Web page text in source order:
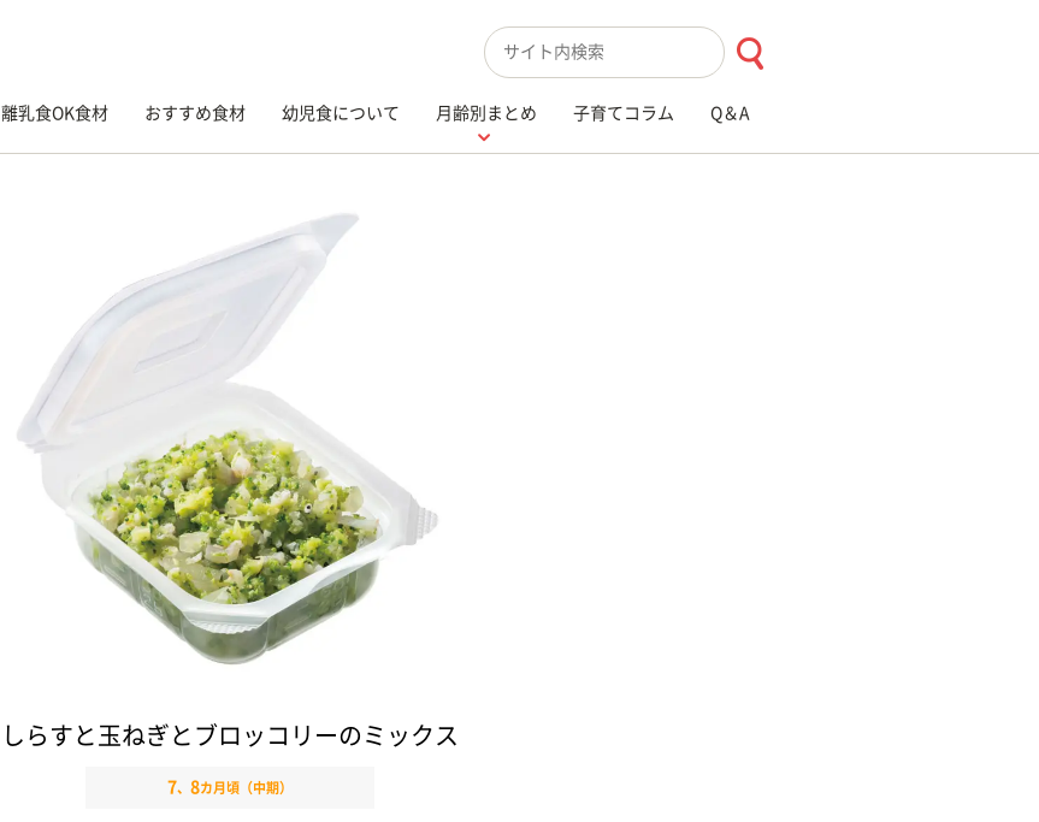
検索キーワード入力
離乳食OK食材 おすすめ食材 幼児食について 月齢別まとめ 子育てコラム Q＆A
しらすと玉ねぎとブロッコリーのミックス
7、 8カ月頃（中期）